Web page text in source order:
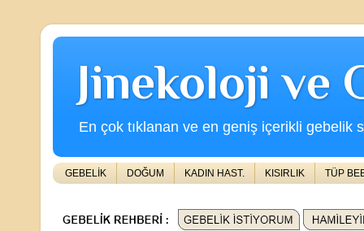
Jinekoloji ve
En çok tıklanan ve en geniş içerikli gebelik
GEBELİK DOĞUM KADIN HAST. KISIRLIK TÜP